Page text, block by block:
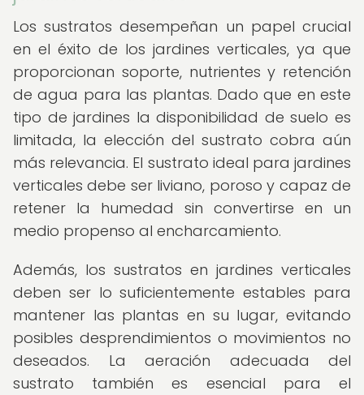
Los sustratos desempeñan un papel crucial
en el éxito de los jardines verticales, ya que
proporcionan soporte, nutrientes y retención
de agua para las plantas. Dado que en este
tipo de jardines la disponibilidad de suelo es
limitada, la elección del sustrato cobra aún
más relevancia. El sustrato ideal para jardines
verticales debe ser liviano, poroso y capaz de
retener la humedad sin convertirse en un
medio propenso al encharcamiento.
Además, los sustratos en jardines verticales
deben ser lo suficientemente estables para
mantener las plantas en su lugar, evitando
posibles desprendimientos o movimientos no
deseados. La aeración adecuada del
sustrato también es esencial para el